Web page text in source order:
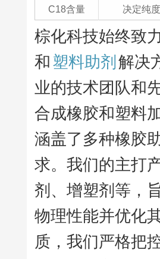
C18含量 决定纯
棕化科技始终致
和塑料助剂 解决
业的技术团队和
合成橡胶和塑料
涵盖了多种橡胶
求。我们的主打
剂、增塑剂等，
物理性能并优化
质，我们严格把